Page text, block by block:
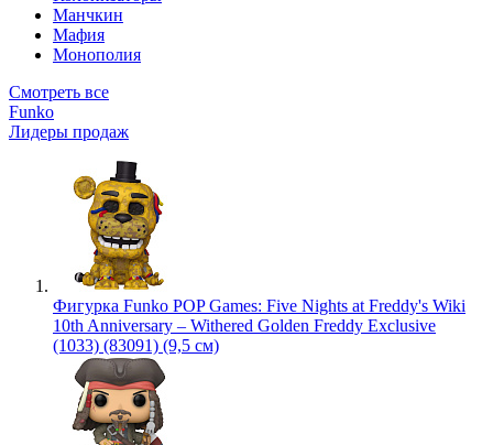
Манчкин
Мафия
Монополия
Смотреть все
Funko
Лидеры продаж
Фигурка Funko POP Games: Five Nights at Freddy's Wiki
10th Anniversary – Withered Golden Freddy Exclusive
(1033) (83091) (9,5 см)